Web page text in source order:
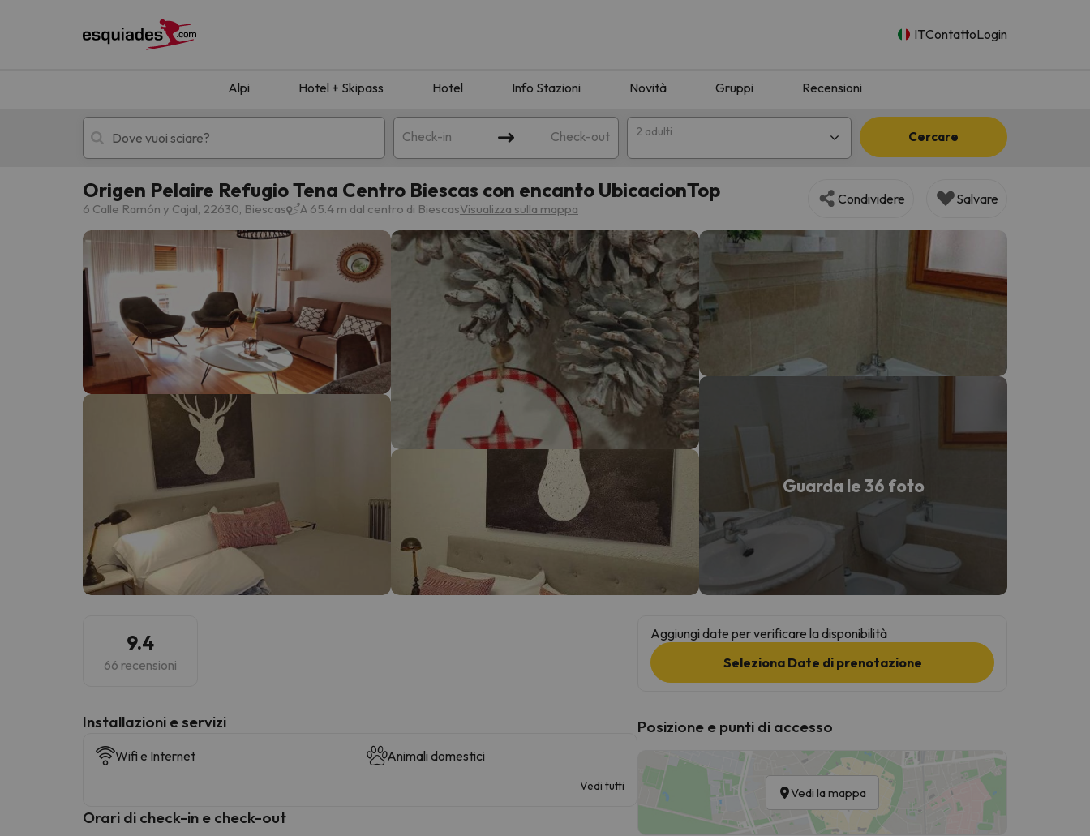
ITContattoLogin
Alpi Hotel + Skipass Hotel Info Stazioni Novità Gruppi Recensioni
Check-in Check-out 2 adulti Cercare
Hotel + skipass Hotel di montagna
Ops, non abbiamo trovato alcun risultato corrispondente alla sua ricerca. Provare a modificare la destinazione.
Sembra che il nostro ricercatore abbia perso la strada. Non appena troverà la bussola, tornerà.
Origen Pelaire Refugio Tena Centro Biescas con encanto UbicacionTop
6 Calle Ramón y Cajal, 22630, Biescas A 65.4 m dal centro di BiescasVisualizza sulla mappa
Condividere Salvare
Guarda le 36 foto
9.4
66 recensioni
Installazioni e servizi
Wifi e Internet Animali domestici
Vedi tutti
Orari di check-in e check-out
Aggiungi date per verificare la disponibilità
Seleziona Date di prenotazione
Posizione e punti di accesso
Vedi la mappa